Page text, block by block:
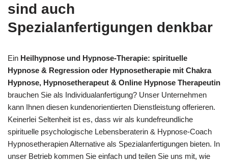
sind auch
Spezialanfertigungen denkbar
Ein Heilhypnose und Hypnose-Therapie: spirituelle
Hypnose & Regression oder Hypnosetherapie mit Chakra
Hypnose, Hypnosetherapeut & Online Hypnose Therapeutin
brauchen Sie als Individualanfertigung? Unser Unternehmen
kann Ihnen diesen kundenorientierten Dienstleistung offerieren.
Keinerlei Seltenheit ist es, dass wir als kundefreundliche
spirituelle psychologische Lebensberaterin & Hypnose-Coach
Hypnosetherapien Alternative als Spezialanfertigungen bieten. In
unser Betrieb kommen Sie einfach und teilen Sie uns mit, wie